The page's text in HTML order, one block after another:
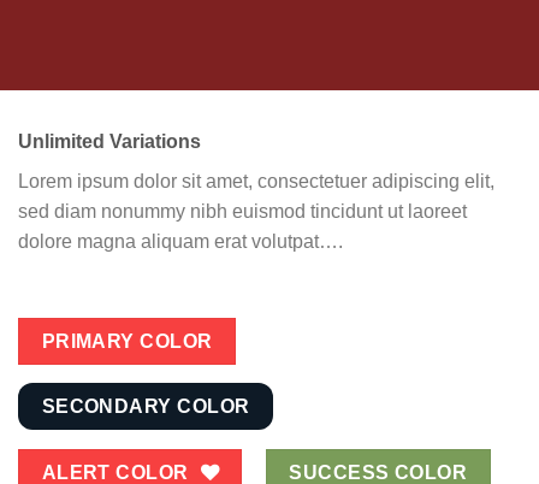
Unlimited Variations
Lorem ipsum dolor sit amet, consectetuer adipiscing elit,
sed diam nonummy nibh euismod tincidunt ut laoreet
dolore magna aliquam erat volutpat….
PRIMARY COLOR
SECONDARY COLOR
ALERT COLOR SUCCESS COLOR